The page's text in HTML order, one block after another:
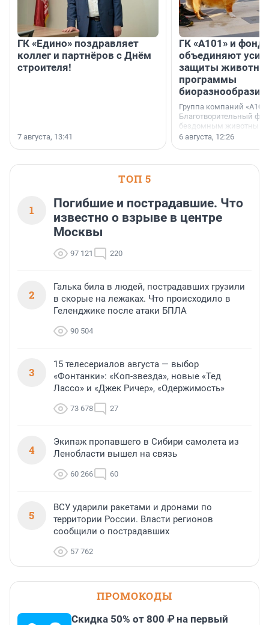
ГК «Едино» поздравляет
коллег и партнёров с Днём
строителя!
7 августа, 13:41
ГК «А101» и фонд
объединяют
защиты
программы
биоразнообразия
Группа компаний
Благотворительный
бездомным животным
заключили соглашение
6 августа, 12:26
ТОП 5
1
Погибшие и пострадавшие. Что
известно о взрыве в центре
Москвы
97 121 220
2
Галька била в людей, пострадавших грузили
в скорые на лежаках. Что происходило в
Геленджике после атаки БПЛА
90 504
3
15 телесериалов августа — выбор
«Фонтанки»: «Коп-звезда», новые «Тед
Лассо» и «Джек Ричер», «Одержимость»
73 678 27
4
Экипаж пропавшего в Сибири самолета из
Ленобласти вышел на связь
60 266 60
5
ВСУ ударили ракетами и дронами по
территории России. Власти регионов
сообщили о пострадавших
57 762
ПРОМОКОДЫ
Скидка 50% от 800 ₽ на первый